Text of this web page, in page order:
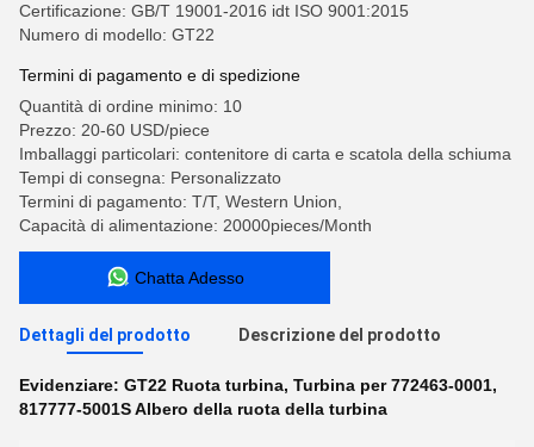
Certificazione: GB/T 19001-2016 idt ISO 9001:2015
Numero di modello: GT22
Termini di pagamento e di spedizione
Quantità di ordine minimo: 10
Prezzo: 20-60 USD/piece
Imballaggi particolari: contenitore di carta e scatola della schiuma
Tempi di consegna: Personalizzato
Termini di pagamento: T/T, Western Union,
Capacità di alimentazione: 20000pieces/Month
Chatta Adesso
Dettagli del prodotto Descrizione del prodotto
Evidenziare: GT22 Ruota turbina, Turbina per 772463-0001,
817777-5001S Albero della ruota della turbina